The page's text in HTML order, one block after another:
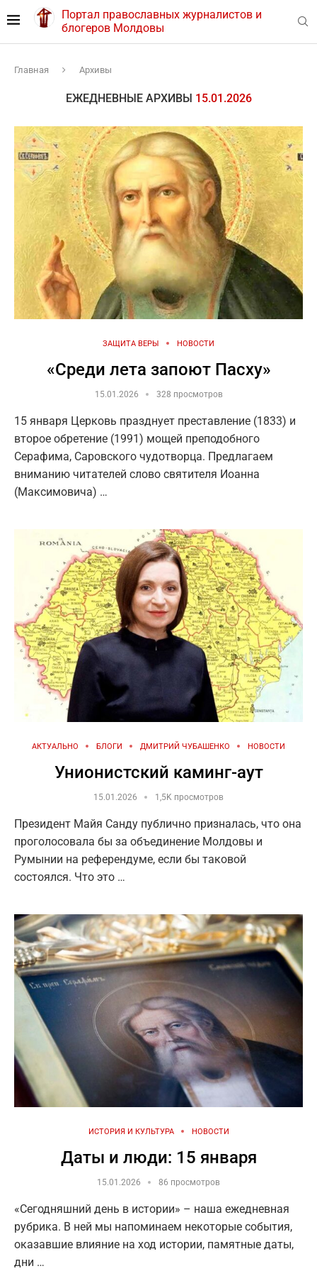
Портал православных журналистов и
блогеров Молдовы
Главная Архивы
ЕЖЕДНЕВНЫЕ АРХИВЫ 15.01.2026
ЗАЩИТА ВЕРЫ НОВОСТИ
«Среди лета запоют Пасху»
15.01.2026 328 просмотров
15 января Церковь празднует преставление (1833) и
второе обретение (1991) мощей преподобного
Серафима, Саровского чудотворца. Предлагаем
вниманию читателей слово святителя Иоанна
(Максимовича) …
АКТУАЛЬНО БЛОГИ ДМИТРИЙ ЧУБАШЕНКО НОВОСТИ
Унионистский каминг-аут
15.01.2026 1,5K просмотров
Президент Майя Санду публично призналась, что она
проголосовала бы за объединение Молдовы и
Румынии на референдуме, если бы таковой
состоялся. Что это …
ИСТОРИЯ И КУЛЬТУРА НОВОСТИ
Даты и люди: 15 января
15.01.2026 86 просмотров
«Сегодняшний день в истории» – наша ежедневная
рубрика. В ней мы напоминаем некоторые события,
оказавшие влияние на ход истории, памятные даты,
дни …